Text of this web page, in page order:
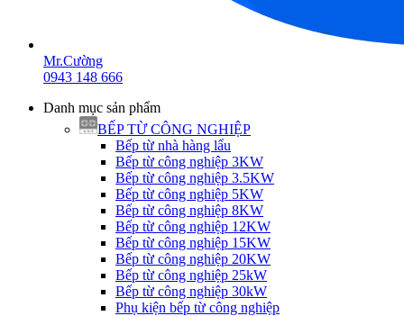
Mr.Cường
0943 148 666
Danh mục sản phẩm
BẾP TỪ CÔNG NGHIỆP
Bếp từ nhà hàng lẩu
Bếp từ công nghiệp 3KW
Bếp từ công nghiệp 3.5KW
Bếp từ công nghiệp 5KW
Bếp từ công nghiệp 8KW
Bếp từ công nghiệp 12KW
Bếp từ công nghiệp 15KW
Bếp từ công nghiệp 20KW
Bếp từ công nghiệp 25kW
Bếp từ công nghiệp 30kW
Phụ kiện bếp từ công nghiệp